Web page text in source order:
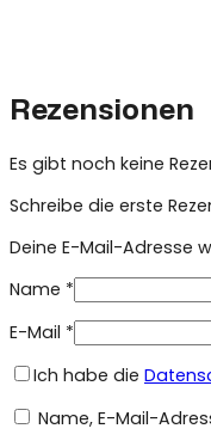
Rezensionen
Es gibt noch keine
Schreibe die erste
Deine E-Mail-Adresse
Name *
E-Mail *
Ich habe die
Name, E-Mail-